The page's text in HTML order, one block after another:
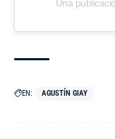
Una
EN: AGUSTÍN GIAY